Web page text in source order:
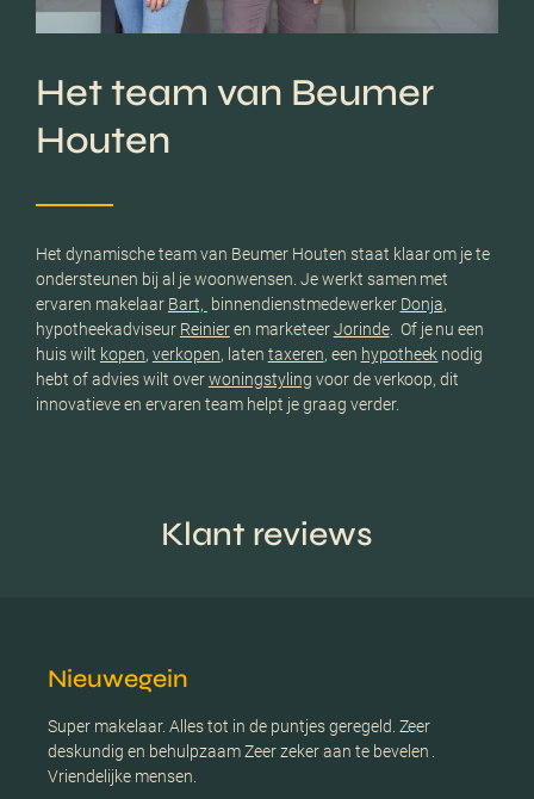
Het team van Beumer
Houten
Het dynamische team van Beumer Houten staat klaar om je te
ondersteunen bij al je woonwensen. Je werkt samen met
ervaren makelaar Bart, binnendienstmedewerker Donja,
hypotheekadviseur Reinieren marketeerJorinde. Of je nu een
huis wilt kopen, verkopen, laten taxeren, een hypotheek nodig
hebt of advies wilt overwoningstyling voor de verkoop, dit
innovatieve en ervaren team helpt je graag verder.
Klant reviews
Nieuwegein
Super makelaar. Alles tot in de puntjes geregeld. Zeer
deskundig en behulpzaam Zeer zeker aan te bevelen .
Vriendelijke mensen.